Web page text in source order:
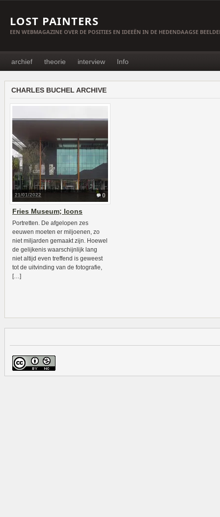
LOST PAINTERS
EEN WEBMAGAZINE OVER DE POSITIES EN IDEEËN IN DE HEDENDAAGSE
archief theorie interview Info
CHARLES BUCHEL ARCHIVE
0
21/01/2022
Fries Museum; Icons
Portretten. De afgelopen zes
eeuwen moeten er miljoenen, zo
niet miljarden gemaakt zijn. Hoewel
de gelijkenis waarschijnlijk lang
niet altijd even treffend is geweest
tot de uitvinding van de fotografie,
[…]